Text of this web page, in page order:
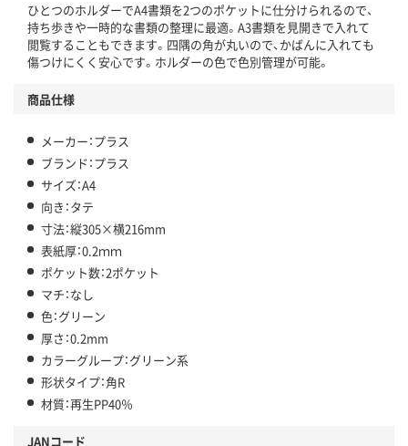
ひとつのホルダーでA4書類を2つのポケットに仕分けられるので、
持ち歩きや一時的な書類の整理に最適。A3書類を見開きで入れて
閲覧することもできます。四隅の角が丸いので、かばんに入れても
傷つけにくく安心です。ホルダーの色で色別管理が可能。
商品仕様
メーカー：プラス
ブランド：プラス
サイズ：A4
向き：タテ
寸法：縦305×横216mm
表紙厚：0.2ｍｍ
ポケット数：2ポケット
マチ：なし
色：グリーン
厚さ：0.2mm
カラーグループ：グリーン系
形状タイプ：角R
材質：再生PP40％
JANコード